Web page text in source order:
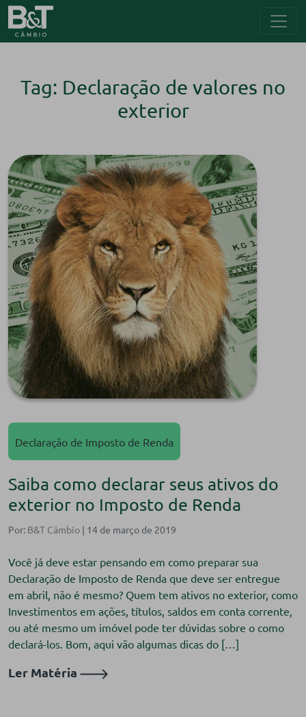
Tag: Declaração de valores no
exterior
Declaração de Imposto de Renda
Saiba como declarar seus ativos do
exterior no Imposto de Renda
Por: B&T Câmbio | 14 de março de 2019
Você já deve estar pensando em como preparar sua
Declaração de Imposto de Renda que deve ser entregue
em abril, não é mesmo? Quem tem ativos no exterior, como
Investimentos em ações, títulos, saldos em conta corrente,
ou até mesmo um imóvel pode ter dúvidas sobre o como
declará-los. Bom, aqui vão algumas dicas do […]
Ler Matéria